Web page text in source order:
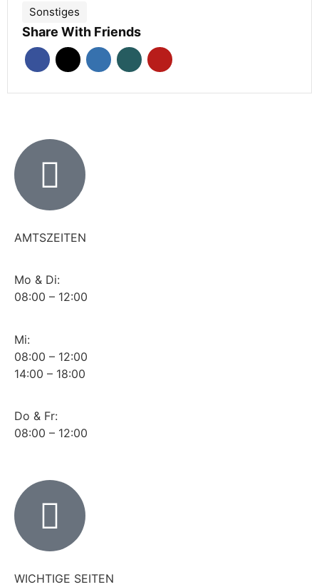
Sonstiges
Share With Friends
AMTSZEITEN
Mo & Di:
08:00 – 12:00
Mi:
08:00 – 12:00
14:00 – 18:00
Do & Fr:
08:00 – 12:00
WICHTIGE SEITEN